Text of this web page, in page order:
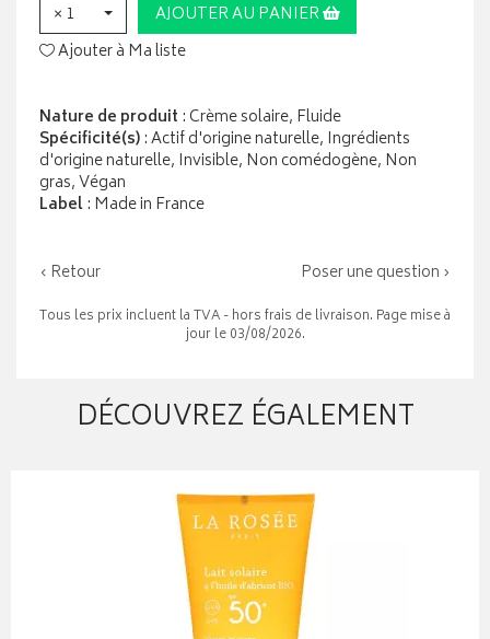
× 1
AJOUTER AU PANIER
Ajouter à Ma liste
Nature de produit : Crème solaire, Fluide
Spécificité(s): Actif d'origine naturelle, Ingrédients
d'origine naturelle, Invisible, Non comédogène, Non
gras, Végan
Label: Made in France
‹ Retour Poser une question ›
Tous les prix incluent la TVA - hors frais de livraison. Page mise à
jour le 03/08/2026.
DÉCOUVREZ ÉGALEMENT